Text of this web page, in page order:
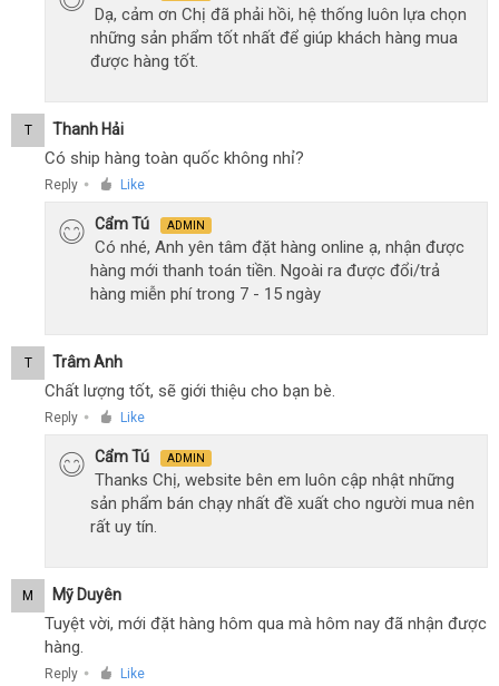
Dạ, cảm ơn Chị đã phải hồi, hệ thống luôn lựa chọn
những sản phẩm tốt nhất để giúp khách hàng mua
được hàng tốt.
T Thanh Hải
Có ship hàng toàn quốc không nhỉ?
Reply ● Like
Cẩm Tú ADMIN
Có nhé, Anh yên tâm đặt hàng online ạ, nhận được
hàng mới thanh toán tiền. Ngoài ra được đổi/trả
hàng miễn phí trong 7 - 15 ngày
T Trâm Anh
Chất lượng tốt, sẽ giới thiệu cho bạn bè.
Reply ● Like
Cẩm Tú ADMIN
Thanks Chị, website bên em luôn cập nhật những
sản phẩm bán chạy nhất đề xuất cho người mua nên
rất uy tín.
M Mỹ Duyên
Tuyệt vời, mới đặt hàng hôm qua mà hôm nay đã nhận được
hàng.
Reply ● Like